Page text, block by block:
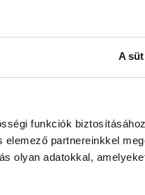
A
funkciók
partnereinkkel
olyan adatokkal,